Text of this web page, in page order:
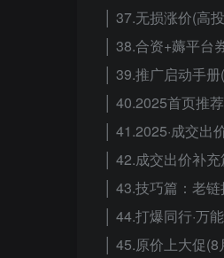
│ 37.无损涨价(高
│ 38.合资+薅平
│ 39.推广启动手
│ 40.2025首页推
│ 41.2025·成交
│ 42.成交出价补
│ 43.技巧篇：老
│ 44.打爆同行·万
│ 45.原价上大促